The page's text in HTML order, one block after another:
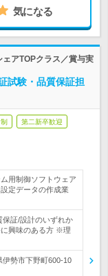
気になる
アTOPクラス／賞与実
試験・品質保証担
第二新卒歓迎
用制御ソフトウェア
定データの作成業
保証/設計のいずれか
興味のある方 ※理
伊勢市下野町600-10